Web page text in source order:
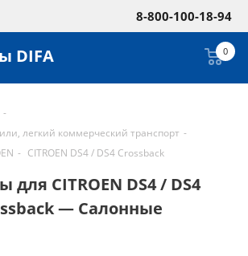
8-800-100-18-94
DIFA 0
-
легкий коммерческий транспорт -
- CITROEN DS4 / DS4 Crossback
для CITROEN DS4 / DS4
— Салонные